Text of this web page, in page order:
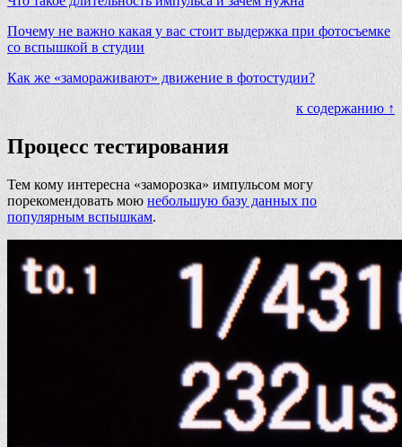
Почему не важно какая у вас стоит выдержка при фотосъемке
со вспышкой в студии
Как же «замораживают» движение в фотостудии?
к содержанию ↑
Процесс тестирования
Тем кому интересна «заморозка» импульсом могу
порекомендовать мою небольшую базу данных по
популярным вспышкам.